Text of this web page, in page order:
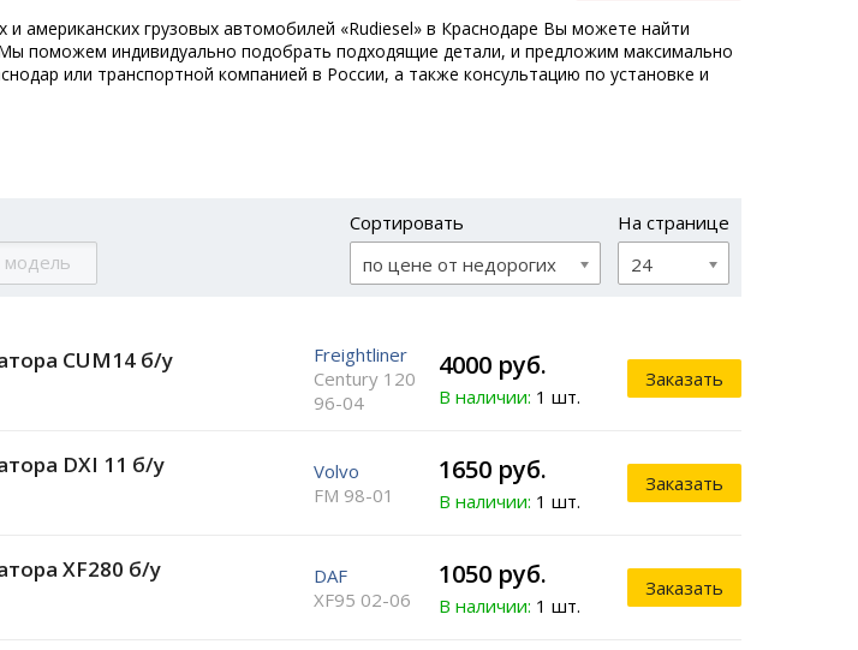
и американских грузовых автомобилей «Rudiesel» в Краснодаре Вы можете найти
поможем индивидуально подобрать подходящие детали, и предложим максимально
или транспортной компанией в России, а также консультацию по установке и
Сортировать
по цене от недорогих
На странице
24
CUM14 б/у
Freightliner
Century 120
96-04
4000 руб.
В наличии: 1 шт.
Заказать
DXI 11 б/у
Volvo
FM 98-01
1650 руб.
В наличии: 1 шт.
Заказать
XF280 б/у
DAF
XF95 02-06
1050 руб.
В наличии: 1 шт.
Заказать